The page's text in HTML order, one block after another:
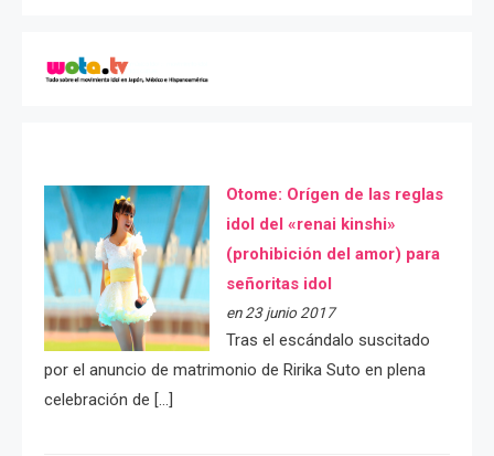
Otome: Orígen de las reglas
idol del «renai kinshi»
(prohibición del amor) para
señoritas idol
en 23 junio 2017
Tras el escándalo suscitado
por el anuncio de matrimonio de Ririka Suto en plena
celebración de […]